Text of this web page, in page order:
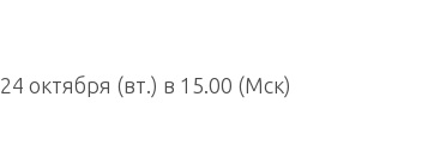
24 октября (вт.) в 15.00 (Мск)